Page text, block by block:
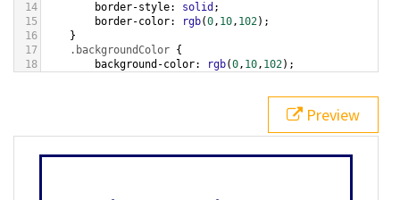
14
border-style: solid ;
15
border-color: rgb(0, 10, 102);
16
}
17
.backgroundColor {
18
background-color: rgb(0, 10, 102);
bottom ,
white, rgb(0,10,102));
Preview